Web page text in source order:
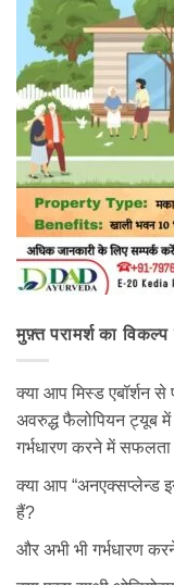
मुफ़्त परामर्श का
क्या आप मिस्ड एबॉर्शन से
अवरुद्ध फैलोपियन ट्यूब
गर्भधारण करने में सफलता
क्या आप “अनएक्सप्लेन्ड
हैं?
और अभी भी गर्भधारण